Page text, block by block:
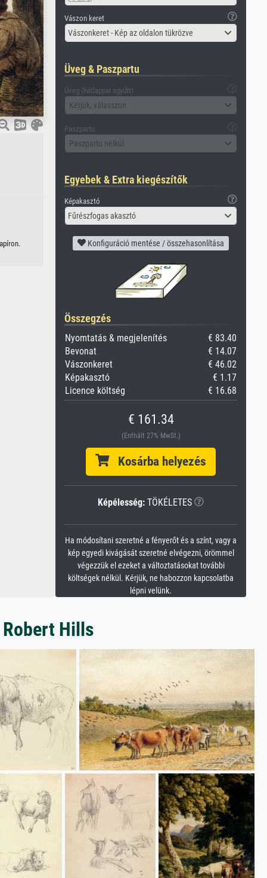
Vászon keret
Vászonkeret - Kép az oldalon tükrözve
Üveg & Paszpartu
Üveg (hátlappal együtt)
Kérjük, válasszon
Paszpartu
Paszpartu nélkül
Egyebek & Extra kiegészítők
Képakasztó
Fűrészfogas akasztó
Konfiguráció mentése / összehasonlítása
Összegzés
Nyomtatás & megjelenítés
€ 83.40
Bevonat
€ 14.07
Vászonkeret
€ 46.02
Képakasztó
€ 1.17
Licence költség
€ 16.68
€ 161.34
(Enthält 27% MwSt.)
Kosárba helyezés
Képélesség: TÖKÉLETES
Ha módosítani szeretné a fényerőt és a színt, vagy a
kép egyedi kivágását szeretné elvégezni, örömmel
végezzük el ezeket a változtatásokat további
költségek nélkül. Kérjük, ne habozzon kapcsolatba
lépni velünk.
Hills